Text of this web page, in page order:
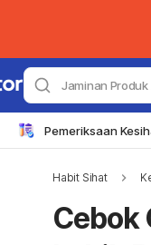
Jaminan Produk
Pemeriksaan
Habit Sihat
Cebok